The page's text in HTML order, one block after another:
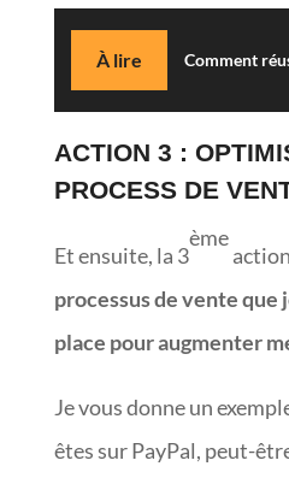
À lire Comment
ACTION 3 :
PROCESS DE
Et ensuite, la 3
ème
processus de vente que
place pour augmenter
Je vous donne un
êtes sur PayPal, peut-